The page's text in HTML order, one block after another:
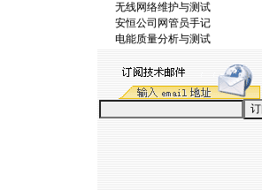
无线网络维护与测试
安恒公司网管员手记
电能质量分析与测试